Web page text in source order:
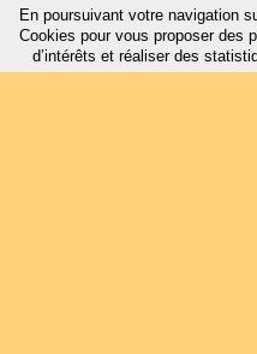
En poursuivant votre navigation
Cookies pour vous proposer des
d’intérêts et réaliser des